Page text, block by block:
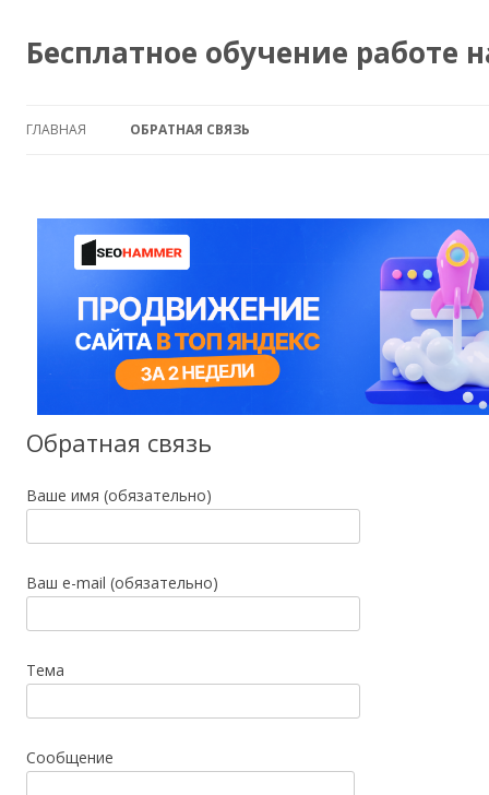
Бесплатное обучение работе
ГЛАВНАЯ ОБРАТНАЯ СВЯЗЬ
Обратная связь
Ваше имя (обязательно)
Ваш e-mail (обязательно)
Тема
Сообщение